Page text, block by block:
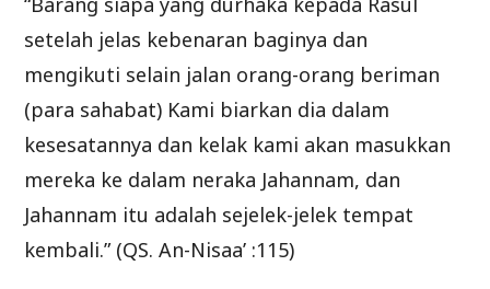
setelah jelas kebenaran baginya dan
mengikuti selain jalan orang-orang beriman
(para sahabat) Kami biarkan dia dalam
kesesatannya dan kelak kami akan masukkan
mereka ke dalam neraka Jahannam, dan
Jahannam itu adalah sejelek-jelek tempat
kembali.” (QS. An-Nisaa’ :115)